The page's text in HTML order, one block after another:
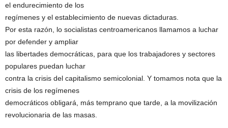
el endurecimiento de los
regímenes y el establecimiento de nuevas dictaduras.
Por esta razón, lo socialistas centroamericanos llamamos a luchar
por defender y ampliar
las libertades democráticas, para que los trabajadores y sectores
populares puedan luchar
contra la crisis del capitalismo semicolonial. Y tomamos nota que la
crisis de los regímenes
democráticos obligará, más temprano que tarde, a la movilización
revolucionaria de las masas.